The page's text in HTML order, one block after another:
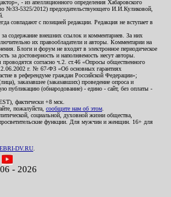
- из апелляционного определения Хабаровского
№33-5325/2012) председательствующего И.И.Куликовой,
совпадают с позицией редакции. Редакция не вступает в
за содержание внешних ссылок и комментариев. За них
их правообладатели и авторы. Комментарии на
Блоги и форум не входят в электронное периодическое
за достоверность и наполняемость несут авторы.
согласно ч.2. ст.46 «Опросы общественного
г. № 67-ФЗ «Об основных гарантиях
в референдуме граждан Российской Федерации»;
заказавшее (заказавших) проведение опроса и
публикацию (обнародование) - едино - сайт, без оплаты -
фактически +8 мск.
пожалуйста, сообщите нам об этом
социальной, духовной жизни общества,
функции. Для мужчин и женщин. 16+ для
DV.RU
- 2026